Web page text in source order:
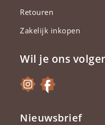
Retouren
Zakelijk inkopen
Wil je ons
Nieuwsbrief